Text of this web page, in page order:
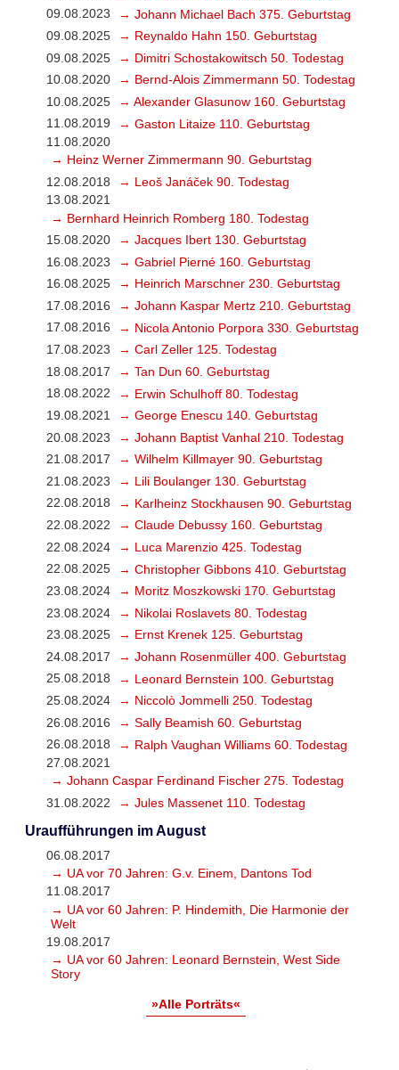
09.08.2023
→ Johann Michael Bach 375. Geburtstag
09.08.2025
→ Reynaldo Hahn 150. Geburtstag
09.08.2025
→ Dimitri Schostakowitsch 50. Todestag
10.08.2020
→ Bernd-Alois Zimmermann 50. Todestag
10.08.2025
→ Alexander Glasunow 160. Geburtstag
11.08.2019
→ Gaston Litaize 110. Geburtstag
11.08.2020
→ Heinz Werner Zimmermann 90. Geburtstag
12.08.2018
→ Leoš Janáček 90. Todestag
13.08.2021
→ Bernhard Heinrich Romberg 180. Todestag
15.08.2020
→ Jacques Ibert 130. Geburtstag
16.08.2023
→ Gabriel Pierné 160. Geburtstag
16.08.2025
→ Heinrich Marschner 230. Geburtstag
17.08.2016
→ Johann Kaspar Mertz 210. Geburtstag
17.08.2016
→ Nicola Antonio Porpora 330. Geburtstag
17.08.2023
→ Carl Zeller 125. Todestag
18.08.2017
→ Tan Dun 60. Geburtstag
18.08.2022
→ Erwin Schulhoff 80. Todestag
19.08.2021
→ George Enescu 140. Geburtstag
20.08.2023
→ Johann Baptist Vanhal 210. Todestag
21.08.2017
→ Wilhelm Killmayer 90. Geburtstag
21.08.2023
→ Lili Boulanger 130. Geburtstag
22.08.2018
→ Karlheinz Stockhausen 90. Geburtstag
22.08.2022
→ Claude Debussy 160. Geburtstag
22.08.2024
→ Luca Marenzio 425. Todestag
22.08.2025
→ Christopher Gibbons 410. Geburtstag
23.08.2024
→ Moritz Moszkowski 170. Geburtstag
23.08.2024
→ Nikolai Roslavets 80. Todestag
23.08.2025
→ Ernst Krenek 125. Geburtstag
24.08.2017
→ Johann Rosenmüller 400. Geburtstag
25.08.2018
→ Leonard Bernstein 100. Geburtstag
25.08.2024
→ Niccolò Jommelli 250. Todestag
26.08.2016
→ Sally Beamish 60. Geburtstag
26.08.2018
→ Ralph Vaughan Williams 60. Todestag
27.08.2021
→ Johann Caspar Ferdinand Fischer 275. Todestag
31.08.2022
→ Jules Massenet 110. Todestag
Uraufführungen im August
06.08.2017
→ UA vor 70 Jahren: G.v. Einem, Dantons Tod
11.08.2017
→ UA vor 60 Jahren: P. Hindemith, Die Harmonie der
Welt
19.08.2017
→ UA vor 60 Jahren: Leonard Bernstein, West Side
Story
»Alle Porträts«